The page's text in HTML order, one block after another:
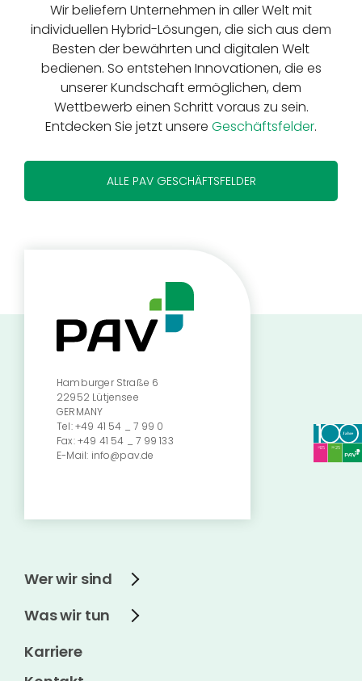
Wir beliefern Unternehmen in aller Welt mit
individuellen Hybrid-Lösungen, die sich aus dem
Besten der bewährten und digitalen Welt
bedienen. So entstehen Innovationen, die es
unserer Kundschaft ermöglichen, dem
Wettbewerb einen Schritt voraus zu sein.
Entdecken Sie jetzt unsere Geschäftsfelder.
ALLE PAV GESCHÄFTSFELDER
Hamburger Straße 6
22952 Lütjensee
GERMANY
Tel:+49 41 54 _ 7 99 0
Fax:+49 41 54 _ 7 99 133
E-Mail: info@pav.de
Wer wir sind
Was wir tun
Karriere